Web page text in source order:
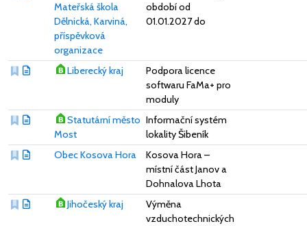
Mateřská škola
Dělnická, Karviná,
příspěvková
organizace
období od
01.01.2027 do
Liberecký kraj
Podpora licence
softwaru FaMa+ pro
moduly
Statutární město
Most
Informační systém
lokality Šibeník
Obec Kosova Hora
Kosova Hora –
místní část Janov a
Dohnalova Lhota
Jihočeský kraj
Výměna
vzduchotechnických